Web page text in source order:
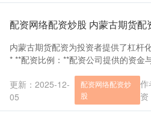
配资网络配资炒股 内蒙古期货
内蒙古期货配资为投资者提供了杠杆
* **配资比例：**配资公司提供的资
更新：2025-12-
05
配资网络配资炒
股
作
资